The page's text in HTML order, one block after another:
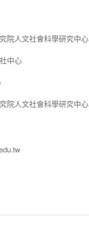
院人文社會科學研究中心
中心
院人文社會科學研究中心